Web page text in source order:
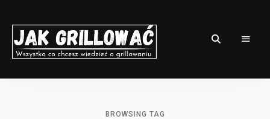
GRILLOWNIA
BROWSING TAG